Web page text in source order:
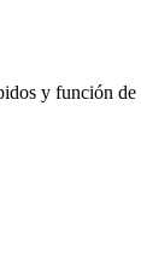
y función